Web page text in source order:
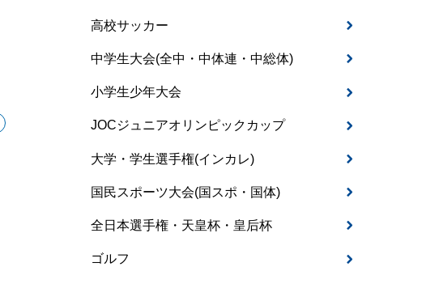
高校サッカー
中学生大会(全中・中体連・中総体)
小学生少年大会
JOCジュニアオリンピックカップ
大学・学生選手権(インカレ)
国民スポーツ大会(国スポ・国体)
全日本選手権・天皇杯・皇后杯
ゴルフ